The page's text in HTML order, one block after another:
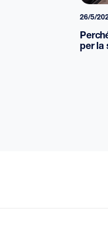
26/5/
per la